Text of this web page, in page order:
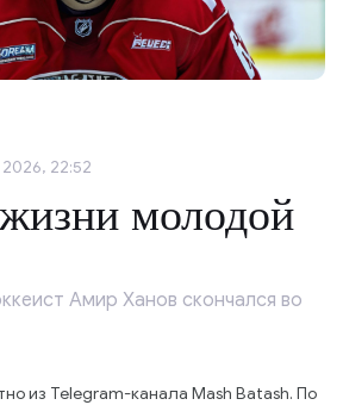
2026, 22:52
молодой
Амир Ханов скончался во
из Telegram-канала Mash Batash. По